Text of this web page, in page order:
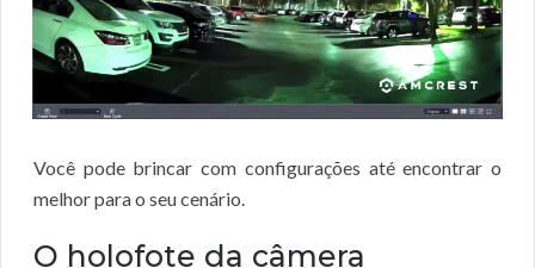
Você pode brincar com configurações até encontrar o
melhor para o seu cenário.
O holofote da câmera